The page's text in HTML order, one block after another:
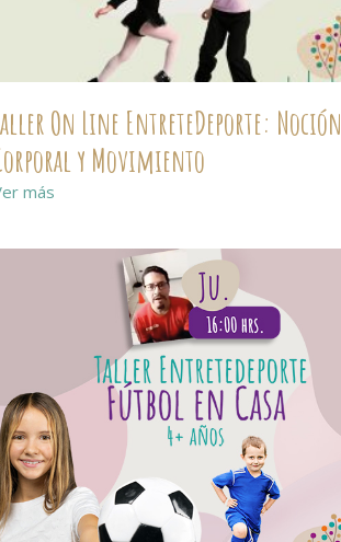
On Line EntreteDeporte: Noción
y Movimiento
más